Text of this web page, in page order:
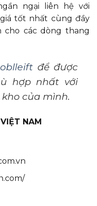
ngại liên hệ với
tốt nhất cùng đầy
cho các dòng thang
để được
hợp nhất với
của mình.
NAM